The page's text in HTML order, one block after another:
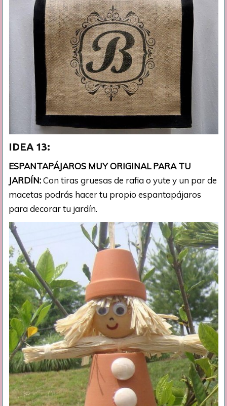
IDEA 13:
ESPANTAPÁJAROS MUY ORIGINAL PARA TU
JARDÍN:Con tiras gruesas de rafia o yute y un par de
macetas podrás hacer tu propio espantapájaros
para decorar tu jardín.